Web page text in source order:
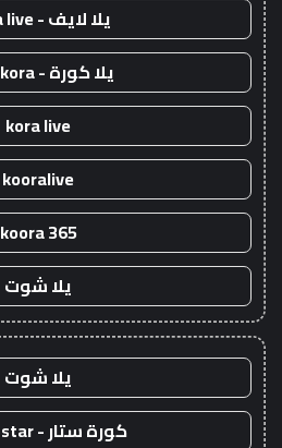
يلا لايف - yalla live
يلا كورة - yallakora
kora live
kooralive
koora 365
يلا شوت
يلا شوت
كورة ستار - koora-star